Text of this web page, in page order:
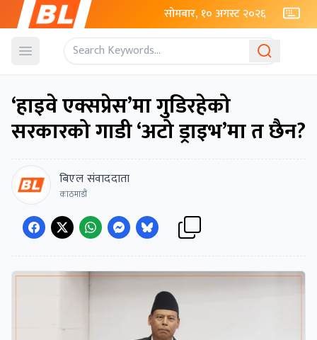
सोमबार, १० अगस्ट २०२६
Open menu
‘हाइवे एक्सप्रेस’मा गुडिरहेको
सरकारको गाडी ‘अटो ड्राइभ’मा त छैन?
बिएल संवाददाता
काठमाडौं